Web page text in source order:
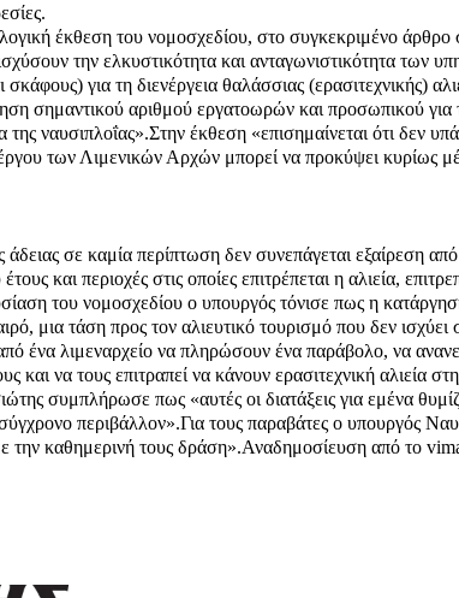
έκθεση του νομοσχεδίου, στο συγκεκριμένο
την ελκυστικότητα και ανταγωνιστικότητα
σκάφους) για τη διενέργεια θαλάσσιας
σημαντικού αριθμού εργατοωρών και προσωπικού για
ναυσιπλοΐας».Στην έκθεση «επισημαίνεται ότι δεν
των Λιμενικών Αρχών μπορεί να προκύψει κυρίως
άδειας σε καμία περίπτωση δεν συνεπάγεται εξαίρεση
και περιοχές στις οποίες επιτρέπεται η αλιεία,
του νομοσχεδίου ο υπουργός τόνισε πως η
μια τάση προς τον αλιευτικό τουρισμό που δεν ισχύει
ένα λιμεναρχείο να πληρώσουν ένα παράβολο, να
και να τους επιτραπεί να κάνουν ερασιτεχνική αλιεία
συμπλήρωσε πως «αυτές οι διατάξεις για εμένα
περιβάλλον».Για τους παραβάτες ο υπουργός
την καθημερινή τους δράση».Αναδημοσίευση από το